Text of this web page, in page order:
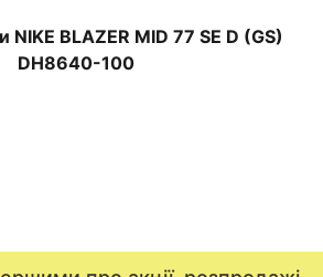
NIKE BLAZER MID 77 SE D (GS)
DH8640-100